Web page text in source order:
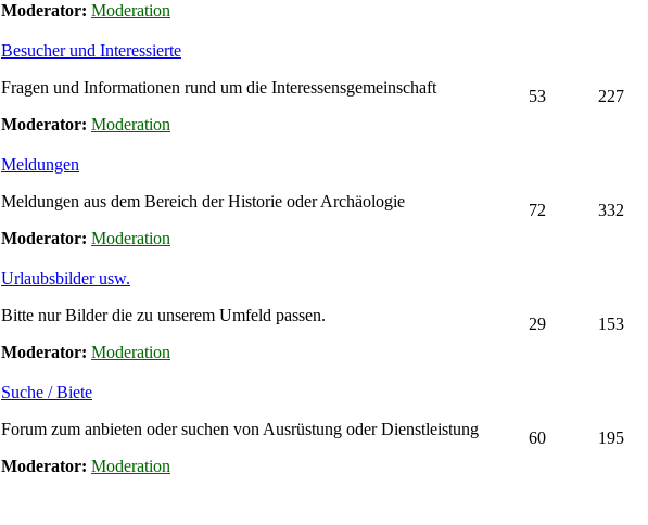
Moderator: Moderation
Besucher und Interessierte
Fragen und Informationen rund um die Interessensgemeinschaft
Moderator: Moderation
53 227
Meldungen
Meldungen aus dem Bereich der Historie oder Archäologie
Moderator: Moderation
72 332
Urlaubsbilder usw.
Bitte nur Bilder die zu unserem Umfeld passen.
Moderator: Moderation
29 153
Suche / Biete
Forum zum anbieten oder suchen von Ausrüstung oder Dienstleistung
Moderator: Moderation
60 195